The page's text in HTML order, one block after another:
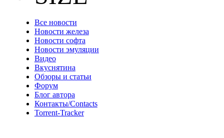
Все новости
Новости железа
Новости софта
Новости эмуляции
Видео
Вкуснятина
Обзоры и статьи
Форум
Блог автора
Контакты/Contacts
Torrent-Tracker